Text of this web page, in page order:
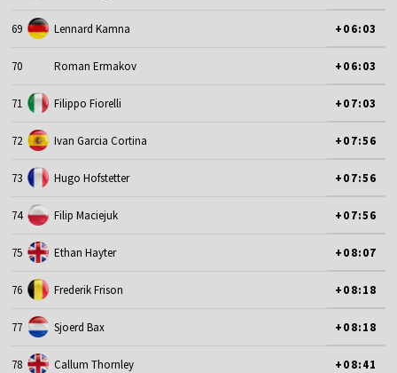
69 Lennard Kamna +06:03
70 Roman Ermakov +06:03
71 Filippo Fiorelli +07:03
72 Ivan Garcia Cortina +07:56
73 Hugo Hofstetter +07:56
74 Filip Maciejuk +07:56
75 Ethan Hayter +08:07
76 Frederik Frison +08:18
77 Sjoerd Bax +08:18
78 Callum Thornley +08:41